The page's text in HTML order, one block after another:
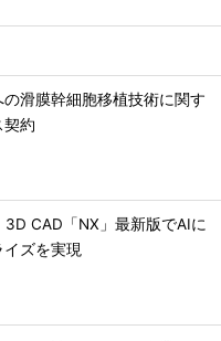
滑膜幹細胞移植技術に関す
契約
CAD「NX」最新版でAIに
ズを実現